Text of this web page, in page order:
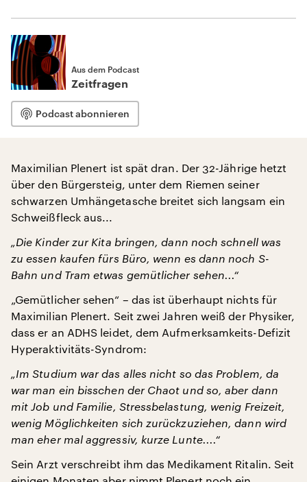
Aus dem Podcast
Zeitfragen
Podcast abonnieren
Maximilian Plenert ist spät dran. Der 32-Jährige hetzt
über den Bürgersteig, unter dem Riemen seiner
schwarzen Umhängetasche breitet sich langsam ein
Schweißfleck aus...
„Die Kinder zur Kita bringen, dann noch schnell was
zu essen kaufen fürs Büro, wenn es dann noch S-
Bahn und Tram etwas gemütlicher sehen...“
„Gemütlicher sehen“ – das ist überhaupt nichts für
Maximilian Plenert. Seit zwei Jahren weiß der Physiker,
dass er an ADHS leidet, dem Aufmerksamkeits-Defizit
Hyperaktivitäts-Syndrom:
„Im Studium war das alles nicht so das Problem, da
war man ein bisschen der Chaot und so, aber dann
mit Job und Familie, Stressbelastung, wenig Freizeit,
wenig Möglichkeiten sich zurückzuziehen, dann wird
man eher mal aggressiv, kurze Lunte....“
Sein Arzt verschreibt ihm das Medikament Ritalin. Seit